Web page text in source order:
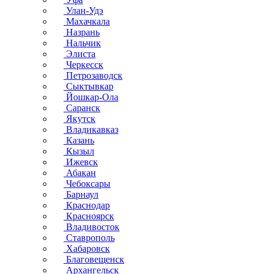
Улан-Удэ
Махачкала
Назрань
Нальчик
Элиста
Черкесск
Петрозаводск
Сыктывкар
Йошкар-Ола
Саранск
Якутск
Владикавказ
Казань
Кызыл
Ижевск
Абакан
Чебоксары
Барнаул
Краснодар
Красноярск
Владивосток
Ставрополь
Хабаровск
Благовещенск
Архангельск